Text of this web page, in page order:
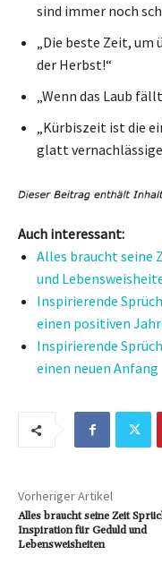
sind immer noch
„Die beste Zeit,
der Herbst!“
„Wenn das Laub
„Kürbiszeit ist die
glatt
Auch interessant:
Alles braucht seine
und
Inspirierende
einen positiven
Inspirierende
einen neuen Anfang
Vorheriger Artikel
Alles braucht seine Zeit
Inspiration für Geduld und
Lebensweisheiten